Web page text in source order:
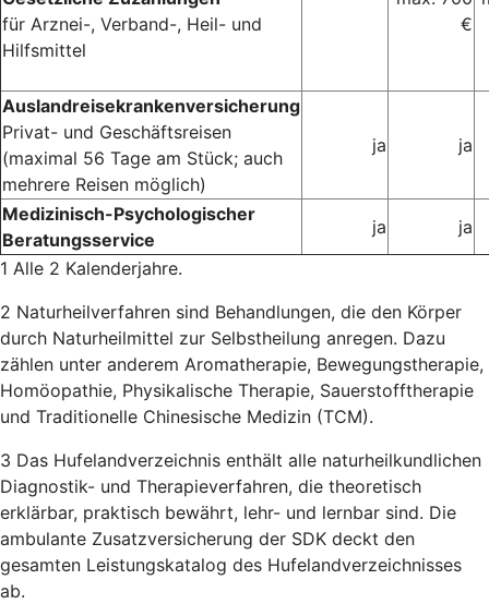
für Arznei-, Verband-, Heil- und
Hilfsmittel
€
Auslandreisekrankenversicherung
Privat- und Geschäftsreisen
(maximal 56 Tage am Stück; auch
mehrere Reisen möglich)
ja ja
Medizinisch-Psychologischer
Beratungsservice
ja
ja
1 Alle 2 Kalenderjahre.
2 Naturheilverfahren sind Behandlungen, die den Körper
durch Naturheilmittel zur Selbstheilung anregen. Dazu
zählen unter anderem Aromatherapie, Bewegungstherapie,
Homöopathie, Physikalische Therapie, Sauerstofftherapie
und Traditionelle Chinesische Medizin (TCM).
3 Das Hufelandverzeichnis enthält alle naturheilkundlichen
Diagnostik- und Therapieverfahren, die theoretisch
erklärbar, praktisch bewährt, lehr- und lernbar sind. Die
ambulante Zusatzversicherung der SDK deckt den
gesamten Leistungskatalog des Hufelandverzeichnisses
ab.